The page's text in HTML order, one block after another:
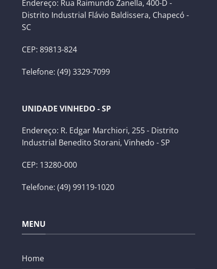
Endereço: Rua Raimundo Zanella, 400-D -
Distrito Industrial Flávio Baldissera, Chapecó -
SC
CEP: 89813-824
Telefone: (49) 3329-7099
UNIDADE VINHEDO - SP
Endereço: R. Edgar Marchiori, 255 - Distrito
Industrial Benedito Storani, Vinhedo - SP
CEP: 13280-000
Telefone: (49) 99119-1020
MENU
Home